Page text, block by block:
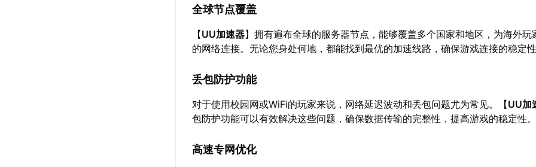
全球节点覆盖
【UU加速器】拥有遍布全球的服务器节点，能够覆盖多个国家和地区，为海外玩
的网络连接。无论您身处何地，都能找到最优的加速线路，确保游戏连接的稳定
丢包防护功能
对于使用校园网或WiFi的玩家来说，网络延迟波动和丢包问题尤为常见。【UU加
包防护功能可以有效解决这些问题，确保数据传输的完整性，提高游戏的稳定性
高速专网优化